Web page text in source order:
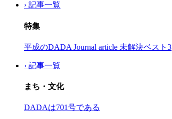
› 記事一覧
特集
平成のDADA Journal article 未解決ベスト3
› 記事一覧
まち・文化
DADAは701号である